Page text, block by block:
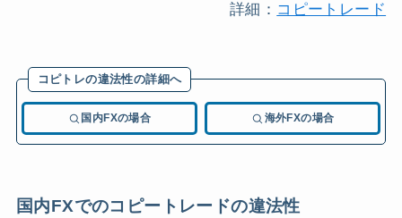
詳細： コピートレード
コピトレの違法性の詳細へ
国内FXの場合 海外FXの場合
国内FXでのコピートレードの違法性